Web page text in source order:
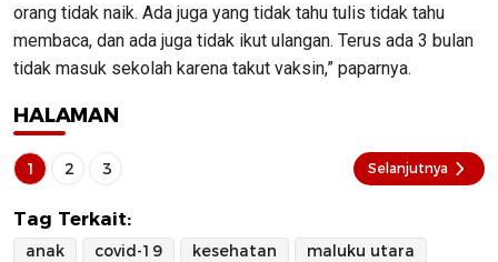
orang tidak naik. Ada juga yang tidak tahu tulis tidak tahu
membaca, dan ada juga tidak ikut ulangan. Terus ada 3 bulan
tidak masuk sekolah karena takut vaksin,” paparnya.
HALAMAN
1 2 3 Selanjutnya
Tag Terkait:
anak covid-19 kesehatan
maluku utara